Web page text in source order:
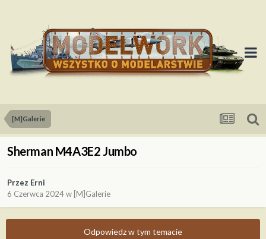
[M]Galerie
Sherman M4A3E2 Jumbo
Przez Erni
6 Czerwca 2024w [M]Galerie
Odpowiedz w tym temacie